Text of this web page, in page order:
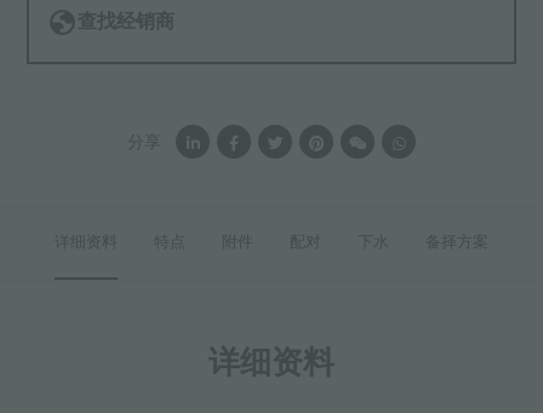
详细资料 特点 附件 配对 下水 备择方案
详细资料
查找经销商
分享